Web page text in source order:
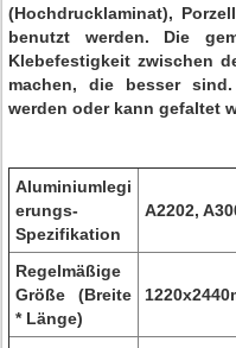
(Hochdrucklaminat),
benutzt werden. Die
Klebefestigkeit zwischen
machen, die besser
werden oder kann gefaltet
Aluminiumlegi
erungs-
Spezifikation
A2202,
Regelmäßige
Größe (Breite
* Länge)